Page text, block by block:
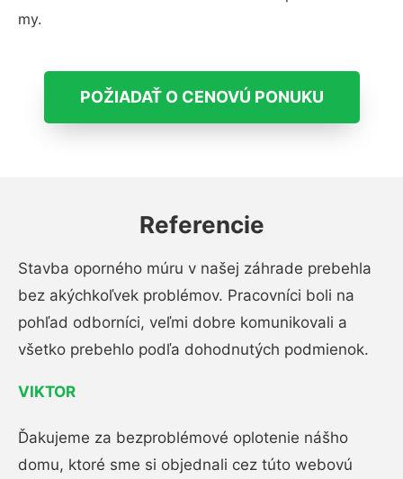
my.
POŽIADAŤ O CENOVÚ PONUKU
Referencie
Stavba oporného múru v našej záhrade prebehla
bez akýchkoľvek problémov. Pracovníci boli na
pohľad odborníci, veľmi dobre komunikovali a
všetko prebehlo podľa dohodnutých podmienok.
VIKTOR
Ďakujeme za bezproblémové oplotenie nášho
domu, ktoré sme si objednali cez túto webovú